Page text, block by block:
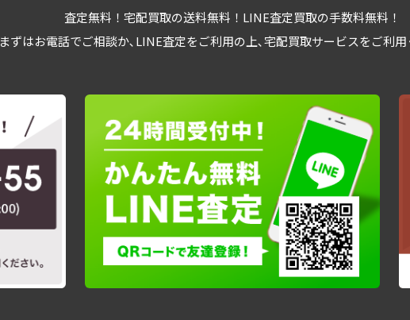
査定無料！宅配買取の送料無料！LINE査定買取の手数料無料！
まずはお電話でご相談か､LINE査定をご利用の上､宅配買取サービスをご利